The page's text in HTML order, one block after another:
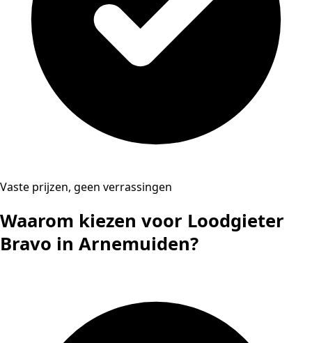
Vaste prijzen, geen verrassingen
Waarom kiezen voor Loodgieter
Bravo in Arnemuiden?